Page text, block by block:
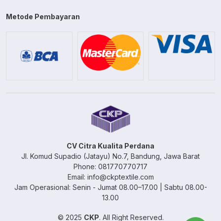
Metode Pembayaran
CV Citra Kualita Perdana
Jl. Komud Supadio (Jatayu) No.7, Bandung, Jawa Barat
Phone: 081770770717
Email: info@ckptextile.com
Jam Operasional: Senin - Jumat 08.00–17.00 | Sabtu 08.00-
13.00
© 2025 CKP. All Right Reserved.